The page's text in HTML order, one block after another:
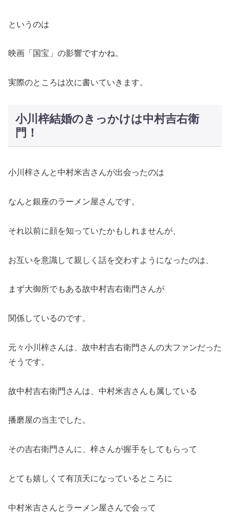
というのは
映画「国宝」の影響ですかね。
実際のところは次に書いていきます。
小川梓結婚のきっかけは中村吉右衛
門！
小川梓さんと中村米吉さんが出会ったのは
なんと銀座のラーメン屋さんです。
それ以前に顔を知っていたかもしれませんが、
お互いを意識して親しく話を交わすようになったのは、
まず大御所でもある故中村吉右衛門さんが
関係しているのです。
元々小川梓さんは、故中村吉右衛門さんの大ファンだった
そうです。
故中村吉右衛門さんは、中村米吉さんも属している
播磨屋の当主でした。
その吉右衛門さんに、梓さんが握手をしてもらって
とても嬉しくて有頂天になっているところに
中村米吉さんとラーメン屋さんで会って